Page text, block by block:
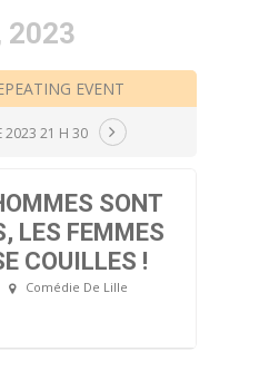
2023
EVENT
2023 21 H 30
SONT
LES FEMMES
COUILLES !
Comédie De Lille